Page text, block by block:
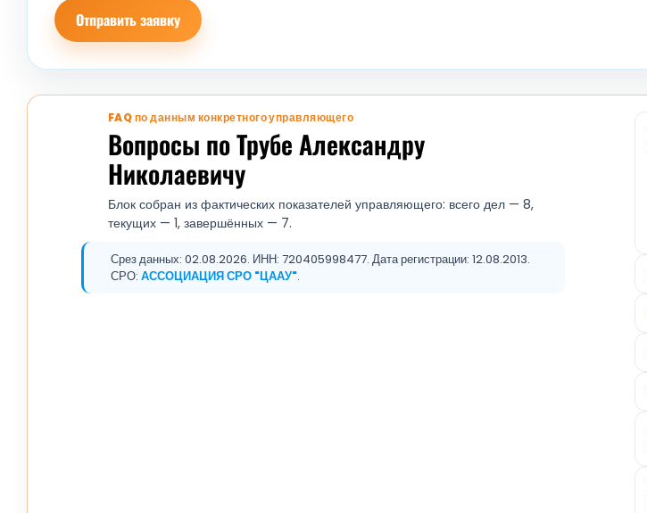
Отправить заявку
FAQ по данным конкретного управляющего
Вопросы по Трубе Александру
Николаевичу
Блок собран из фактических показателей управляющего: всего дел — 8,
текущих — 1, завершённых — 7.
Срез данных: 02.08.2026. ИНН: 720405998477. Дата регистрации: 12.08.2013.
СРО: АССОЦИАЦИЯ СРО "ЦААУ".